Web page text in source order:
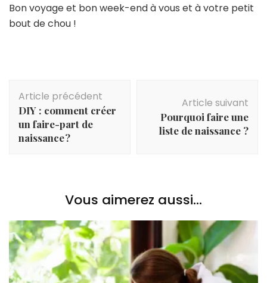
Bon voyage et bon week-end à vous et à votre petit
bout de chou !
Navigation
d'article
Article précédent
DIY : comment créer
un faire-part de
naissance ?
Article suivant
Pourquoi faire une
liste de naissance ?
Vous aimerez aussi...